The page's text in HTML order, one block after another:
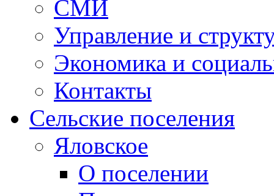
СМИ
Управление и
Экономика и
Контакты
Сельские поселения
Яловское
О поселении